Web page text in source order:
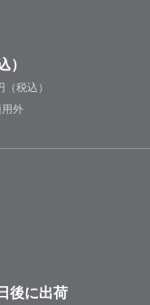
）
税込）
外
後に出荷